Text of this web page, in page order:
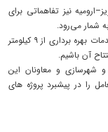
نیز تفاهماتی برای
شمار می‌رود.
وی در ادامه با اشاره به آزادراه صوفیان–شوردرق گفت: مقدمات بهره‌ برداری از ۹ کیلومتر
آن باشیم.
و شهرسازی و معاونان این
را در پیشبرد پروژه ‌های